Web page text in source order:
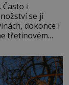
Často i
se jí
dokonce i
třetinovém
pro